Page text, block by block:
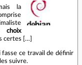
la
choix
certes […]
fasse ce travail de définir
suivre.